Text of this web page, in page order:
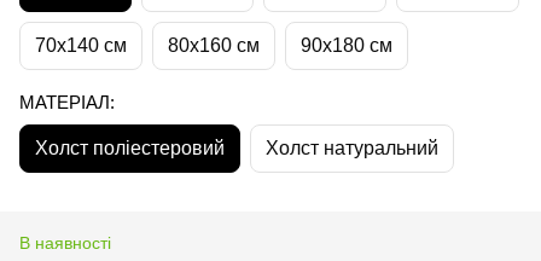
70х140 см 80х160 см 90х180 см
МАТЕРІАЛ:
Холст поліестеровий Холст натуральний
В наявності